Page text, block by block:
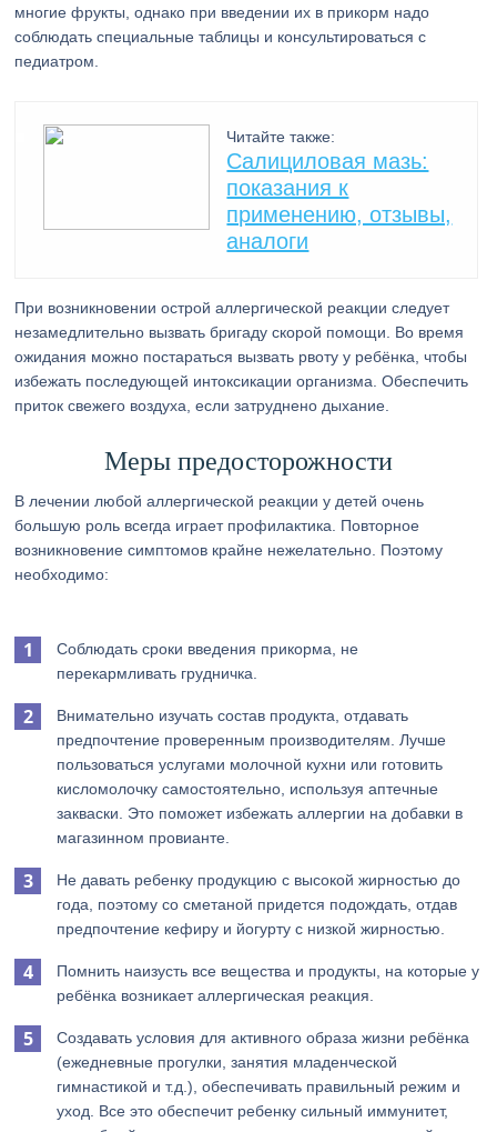
многие фрукты, однако при введении их в прикорм надо
соблюдать специальные таблицы и консультироваться с
педиатром.
Читайте также:
Салициловая мазь:
показания к
применению, отзывы,
аналоги
При возникновении острой аллергической реакции следует
незамедлительно вызвать бригаду скорой помощи. Во время
ожидания можно постараться вызвать рвоту у ребёнка, чтобы
избежать последующей интоксикации организма. Обеспечить
приток свежего воздуха, если затруднено дыхание.
Меры предосторожности
В лечении любой аллергической реакции у детей очень
большую роль всегда играет профилактика. Повторное
возникновение симптомов крайне нежелательно. Поэтому
необходимо:
Соблюдать сроки введения прикорма, не
перекармливать грудничка.
Внимательно изучать состав продукта, отдавать
предпочтение проверенным производителям. Лучше
пользоваться услугами молочной кухни или готовить
кисломолочку самостоятельно, используя аптечные
закваски. Это поможет избежать аллергии на добавки в
магазинном провианте.
Не давать ребенку продукцию с высокой жирностью до
года, поэтому со сметаной придется подождать, отдав
предпочтение кефиру и йогурту с низкой жирностью.
Помнить наизусть все вещества и продукты, на которые у
ребёнка возникает аллергическая реакция.
Создавать условия для активного образа жизни ребёнка
(ежедневные прогулки, занятия младенческой
гимнастикой и т.д.), обеспечивать правильный режим и
уход. Все это обеспечит ребенку сильный иммунитет,